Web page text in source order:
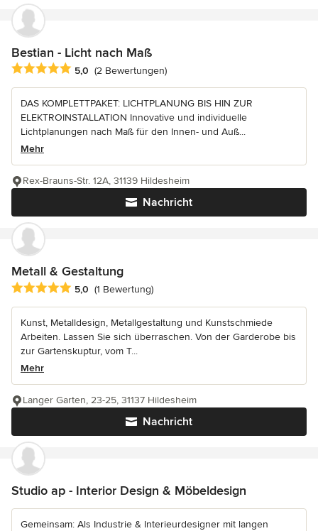
Bestian - Licht nach Maß
Durchschnittliche Bewertung: 5 von 5 Sternen
5,0 (2 Bewertungen)
DAS KOMPLETTPAKET: LICHTPLANUNG BIS HIN ZUR
ELEKTROINSTALLATION Innovative und individuelle
Lichtplanungen nach Maß für den Innen- und Auß...
Mehr
Nachricht
Rex-Brauns-Str. 12A, 31139 Hildesheim
Metall & Gestaltung
Durchschnittliche Bewertung: 5 von 5 Sternen
5,0 (1 Bewertung)
Kunst, Metalldesign, Metallgestaltung und Kunstschmiede
Arbeiten. Lassen Sie sich überraschen. Von der Garderobe bis
zur Gartenskuptur, vom T...
Mehr
Nachricht
Langer Garten, 23-25, 31137 Hildesheim
Studio ap - Interior Design & Möbeldesign
Gemeinsam: Als Industrie & Interieurdesigner mit langen